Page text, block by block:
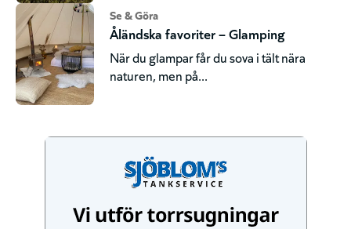
Se & Göra
Åländska favoriter – Glamping
När du glampar får du sova i tält nära
naturen, men på...